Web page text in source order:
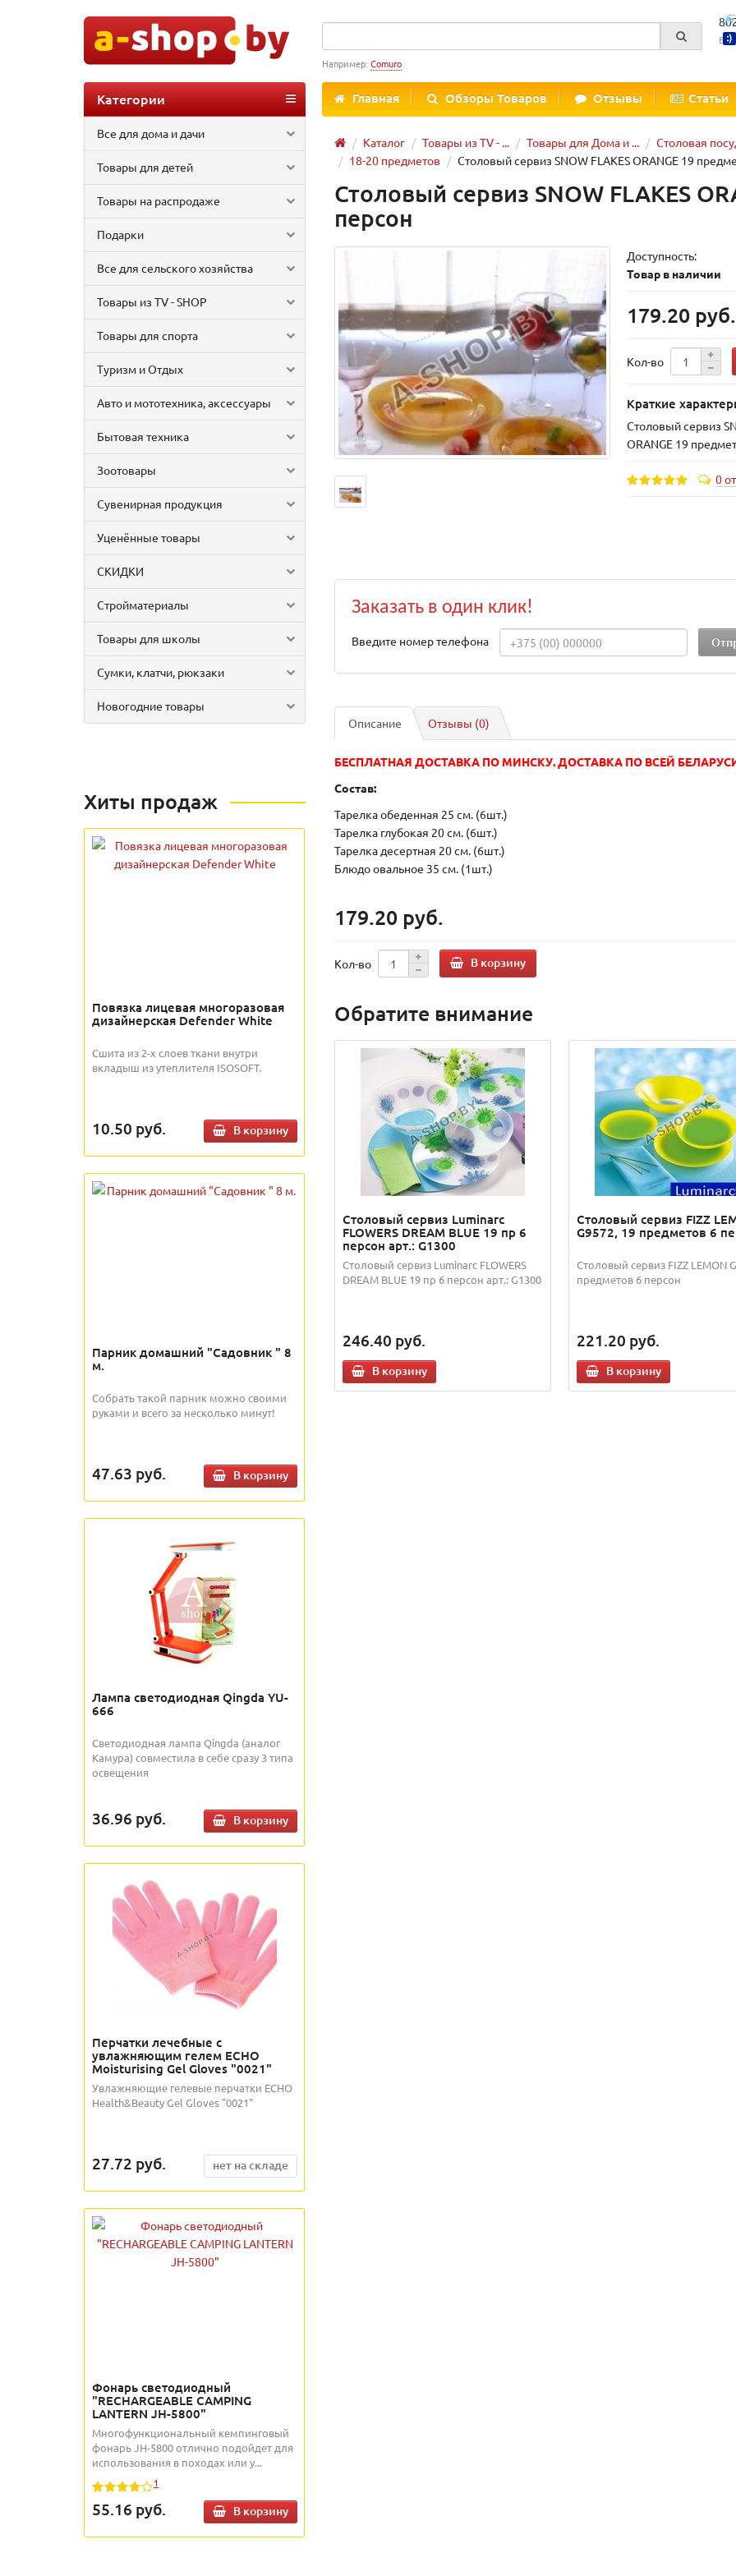
Например: Comuro
Главная Обзоры Товаров Отзывы Статьи
Категории
Все для дома и дачи
Товары для детей
Товары на распродаже
Подарки
Все для сельского хозяйства
Товары из TV - SHOP
Товары для спорта
Туризм и Отдых
Авто и мототехника, аксессуары
Бытовая техника
Зоотовары
Сувенирная продукция
Уценённые товары
СКИДКИ
Стройматериалы
Товары для школы
Сумки, клатчи, рюкзаки
Новогодние товары
Каталог Товары из TV - ... Товары для Дома и ...
Столовая
18-20 предметов
Столовый сервиз SNOW FLAKES ORANGE 19
Хиты продаж
Повязка лицевая многоразовая
дизайнерская Defender White
Сшита из 2-х слоев ткани внутри
вкладыш из утеплителя ISOSOFT.
10.50 руб. В корзину
Парник домашний "Садовник " 8
м.
Собрать такой парник можно своими
руками и всего за несколько минут!
47.63 руб. В корзину
Лампа светодиодная Qingda YU-
666
Светодиодная лампа Qingda (аналог
Камура) совместила в себе сразу 3 типа
освещения
36.96 руб. В корзину
Перчатки лечебные с
увлажняющим гелем ECHO
Moisturising Gel Gloves "0021"
Увлажняющие гелевые перчатки ECHO
Health&Beauty Gel Gloves "0021"
27.72 руб. нет на складе
Фонарь светодиодный
"RECHARGEABLE CAMPING
LANTERN JH-5800"
Многофункциональный кемпинговый
фонарь JH-5800 отлично подойдет для
использования в походах или у...
1
55.16 руб. В корзину
Столовый сервиз SNOW FLAKES
персон
Доступность:
Товар в наличии
179.20 руб.
Кол-во
Краткие
Столовый сервиз
ORANGE 19
0
Заказать в один клик!
Введите номер телефона
Описание Отзывы (0)
БЕСПЛАТНАЯ ДОСТАВКА ПО МИНСКУ. ДОСТАВКА ПО ВСЕЙ
Состав:
Тарелка обеденная 25 см. (6шт.)
Тарелка глубокая 20 см. (6шт.)
Тарелка десертная 20 см. (6шт.)
Блюдо овальное 35 см. (1шт.)
179.20 руб.
Кол-во В корзину
Обратите внимание
Столовый сервиз Luminarc
FLOWERS DREAM BLUE 19 пр 6
персон арт.: G1300
Столовый сервиз Luminarc FLOWERS
DREAM BLUE 19 пр 6 персон арт.: G1300
246.40 руб.
В корзину
Столовый сервиз FIZZ
G9572, 19 предметов 6
Столовый сервиз FIZZ LEMON
предметов 6 персон
221.20 руб.
В корзину